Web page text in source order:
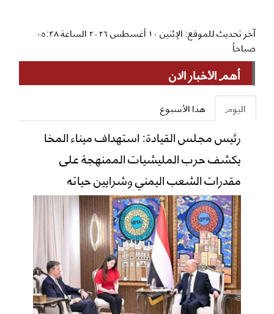
آخر تحديث للموقع: الإثنين ١٠ أغسطس ٢٠٢٦ الساعة ٠٥:٣٨
صباحاً
أهم الأخبار الان
اليوم هذا الأسبوع
رئيس مجلس القيادة: استهداف ميناء المخا
يكشف حرب المليشيات الممنهجة على
مقدرات الشعب اليمني وشرايين حياته